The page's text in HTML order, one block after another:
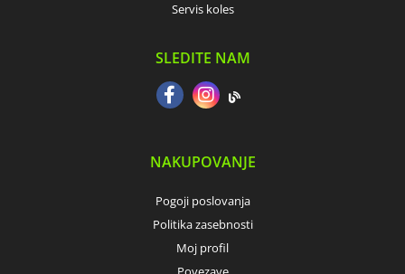
Servis koles
SLEDITE NAM
NAKUPOVANJE
Pogoji poslovanja
Politika zasebnosti
Moj profil